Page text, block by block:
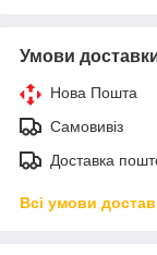
Умови
Нова Пошта
Самовивіз
Доставка
Всі умови